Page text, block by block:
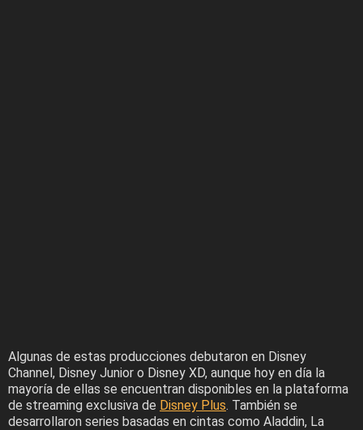
Algunas de estas producciones debutaron en Disney
Channel, Disney Junior o Disney XD, aunque hoy en día la
mayoría de ellas se encuentran disponibles en la plataforma
de streaming exclusiva de Disney Plus. También se
desarrollaron series basadas en cintas como Aladdin, La